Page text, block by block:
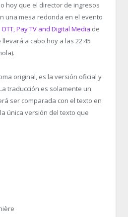
hoy que el director de ingresos
una mesa redonda en el evento
Pay TV and Digital Media de
a cabo hoy a las 22:45
original, es la versión oficial y
traducción es solamente un
ser comparada con el texto en
única versión del texto que